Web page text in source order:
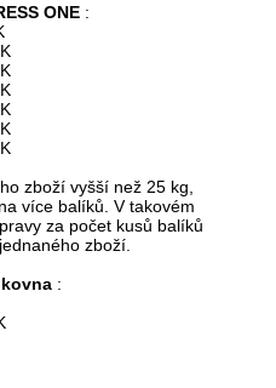
ONE :
zboží vyšší než 25 kg,
více balíků. V takovém
za počet kusů balíků
zboží.
: